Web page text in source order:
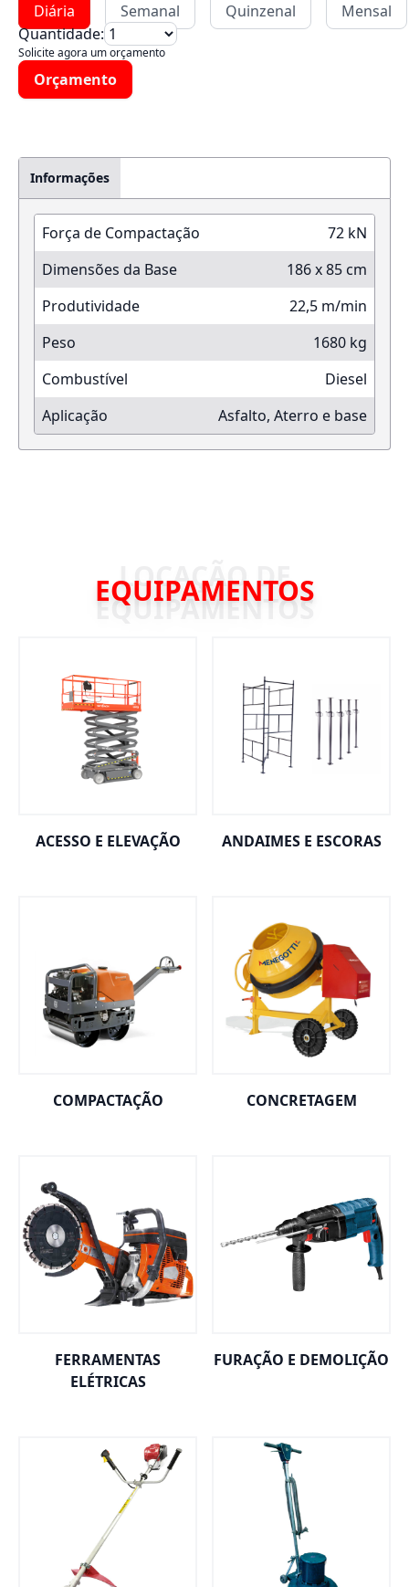
Diária Semanal Quinzenal
Mensal
Quantidade:
Solicite agora um orçamento
Orçamento
Informações
Força de Compactação
72 kN
Dimensões da Base
186 x 85 cm
Produtividade
22,5 m/min
Peso
1680 kg
Combustível
Diesel
Aplicação
Asfalto, Aterro e base
EQUIPAMENTOS
ACESSO E ELEVAÇÃO ANDAIMES E ESCORAS
COMPACTAÇÃO CONCRETAGEM
FERRAMENTAS
ELÉTRICAS
FURAÇÃO E DEMOLIÇÃO